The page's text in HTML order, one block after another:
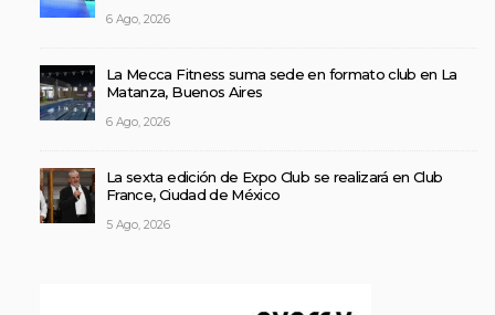
6 Ago, 2026
La Mecca Fitness suma sede en formato club en La
Matanza, Buenos Aires
6 Ago, 2026
La sexta edición de Expo Club se realizará en Club
France, Ciudad de México
5 Ago, 2026